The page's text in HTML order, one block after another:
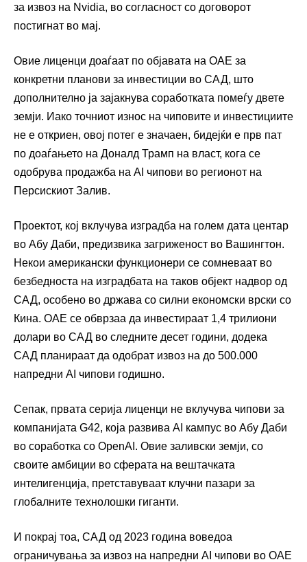
за извоз на Nvidia, во согласност со договорот
постигнат во мај.
Овие лиценци доаѓаат по објавата на ОАЕ за
конкретни планови за инвестиции во САД, што
дополнително ја зајакнува соработката помеѓу двете
земји. Иако точниот износ на чиповите и инвестициите
не е откриен, овој потег е значаен, бидејќи е прв пат
по доаѓањето на Доналд Трамп на власт, кога се
одобрува продажба на AI чипови во регионот на
Персискиот Залив.
Проектот, кој вклучува изградба на голем дата центар
во Абу Даби, предизвика загриженост во Вашингтон.
Некои американски функционери се сомневаат во
безбедноста на изградбата на таков објект надвор од
САД, особено во држава со силни економски врски со
Кина. ОАЕ се обврзаа да инвестираат 1,4 трилиони
долари во САД во следните десет години, додека
САД планираат да одобрат извоз на до 500.000
напредни AI чипови годишно.
Сепак, првата серија лиценци не вклучува чипови за
компанијата G42, која развива AI кампус во Абу Даби
во соработка со OpenAI. Овие заливски земји, со
своите амбиции во сферата на вештачката
интелигенција, претставуваат клучни пазари за
глобалните технолошки гиганти.
И покрај тоа, САД од 2023 година воведоа
ограничувања за извоз на напредни AI чипови во ОАЕ